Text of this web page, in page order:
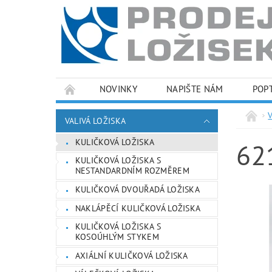
NOVINKY NAPIŠTE NÁM
PODMÍNKY OCHRANY OSOBNÍCH ÚDAJŮ
VALIVÁ LOŽISKA
KULIČKOVÁ LOŽISKA
KULIČKOVÁ LOŽISKA S
NESTANDARDNÍM ROZMĚREM
KULIČKOVÁ DVOUŘADÁ LOŽISKA
NAKLÁPĚCÍ KULIČKOVÁ LOŽISKA
KULIČKOVÁ LOŽISKA S
KOSOÚHLÝM STYKEM
AXIÁLNÍ KULIČKOVÁ LOŽISKA